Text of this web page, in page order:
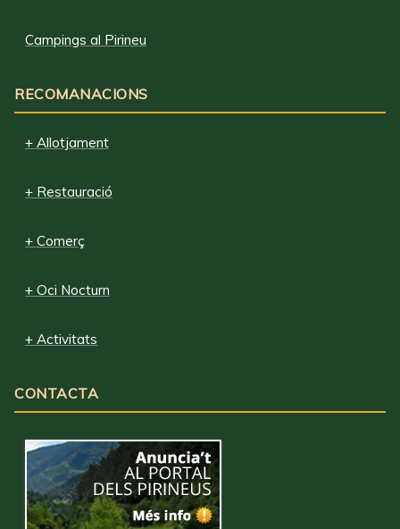
Campings al Pirineu
RECOMANACIONS
+ Allotjament
+ Restauració
+ Comerç
+ Oci Nocturn
+ Activitats
CONTACTA